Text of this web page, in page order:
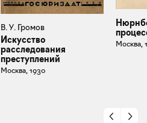
В. У. Громов
Искусство
расследования
преступлений
Москва, 1930
Москва,